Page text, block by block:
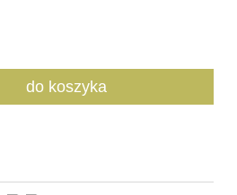
do koszyka